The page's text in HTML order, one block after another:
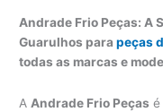
Andrade Frio Peças: A
Guarulhos parapeças
todas as marcas e
AAndrade Frio Peças é